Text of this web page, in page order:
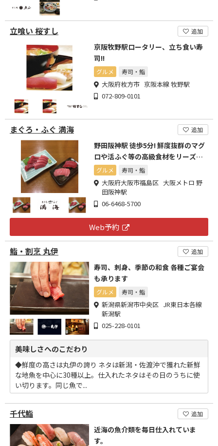
立喰い 桜すし 追加
京阪牧野駅ロータリー、立ち食い寿
司!!
グルメ 寿司・鮨
大阪府枚方市 京阪本線 牧野駅
072-809-0101
まぐろ・ふぐ 満海 追加
野田阪神駅 徒歩5分! 鮮度抜群のマグ
ロや活ふぐ等の高級食材をリーズナ
ブルにご提供!
グルメ 寿司・鮨
大阪府大阪市福島区 大阪メトロ 野
田阪神駅
06-6468-5700
Web予約
鮨・割烹 丸伊 追加
寿司、刺身、季節の和食 各種ご宴会
も承ります
グルメ 寿司・鮨
新潟県新潟市中央区 JR東日本各線
新潟駅
025-228-0101
美味しさへのこだわり
◆鮮度の高さは丸伊の誇り ネタは新潟・佐渡沖で獲れた新鮮
な地魚を中心に30種以上。仕入れたネタはその日のうちに使
い切ります。同じ魚で...
千代鮨 追加
近海の魚介類を毎日仕入れていま
す。